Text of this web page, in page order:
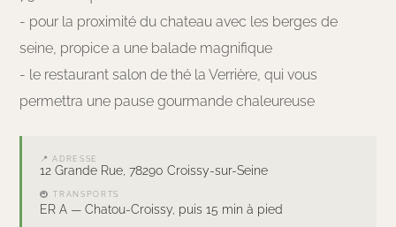
- pour la proximité du chateau avec les berges de
seine, propice a une balade magnifique
- le restaurant salon de thé la Verrière, qui vous
permettra une pause gourmande chaleureuse
📍 ADRESSE
12 Grande Rue, 78290 Croissy-sur-Seine
🚇 TRANSPORTS
ER A — Chatou-Croissy, puis 15 min à pied